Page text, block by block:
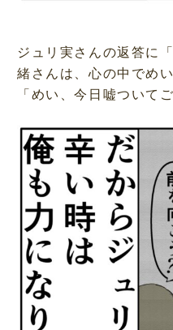
ジュリ実さんの返答に
緒さんは、心の中でめ
「めい、今日嘘ついて